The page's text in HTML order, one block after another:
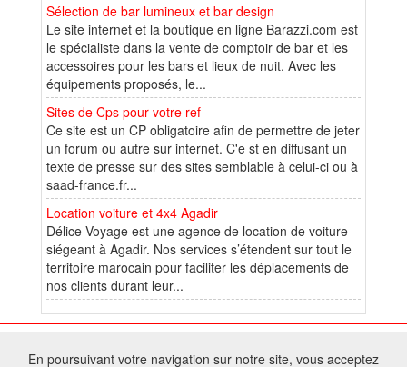
Sélection de bar lumineux et bar design
Le site internet et la boutique en ligne Barazzi.com est
le spécialiste dans la vente de comptoir de bar et les
accessoires pour les bars et lieux de nuit. Avec les
équipements proposés, le...
Sites de Cps pour votre ref
Ce site est un CP obligatoire afin de permettre de jeter
un forum ou autre sur internet. C'e st en diffusant un
texte de presse sur des sites semblable à celui-ci ou à
saad-france.fr...
Location voiture et 4x4 Agadir
Délice Voyage est une agence de location de voiture
siégeant à Agadir. Nos services s’étendent sur tout le
territoire marocain pour faciliter les déplacements de
nos clients durant leur...
En poursuivant votre navigation sur notre site, vous acceptez